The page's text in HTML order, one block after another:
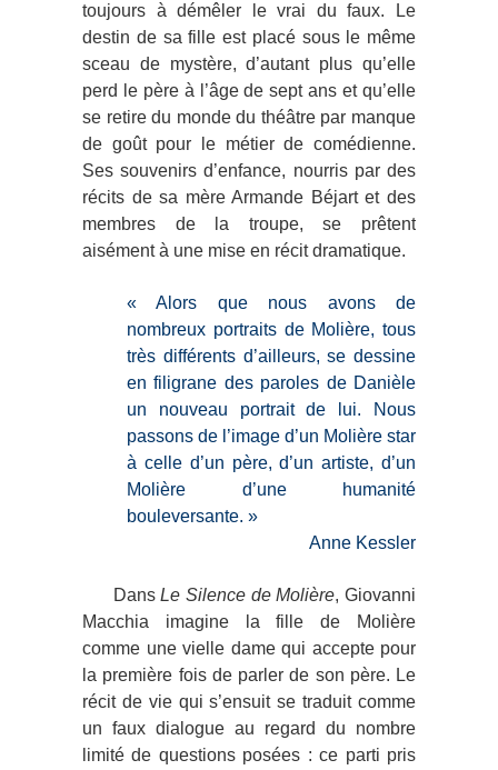
toujours à démêler le vrai du faux. Le
destin de sa fille est placé sous le même
sceau de mystère, d’autant plus qu’elle
perd le père à l’âge de sept ans et qu’elle
se retire du monde du théâtre par manque
de goût pour le métier de comédienne.
Ses souvenirs d’enfance, nourris par des
récits de sa mère Armande Béjart et des
membres de la troupe, se prêtent
aisément à une mise en récit dramatique.
« Alors que nous avons de
nombreux portraits de Molière, tous
très différents d’ailleurs, se dessine
en filigrane des paroles de Danièle
un nouveau portrait de lui. Nous
passons de l’image d’un Molière star
à celle d’un père, d’un artiste, d’un
Molière d’une humanité
bouleversante. »
Anne Kessler
DansLe Silence de Molière, Giovanni
Macchia imagine la fille de Molière
comme une vielle dame qui accepte pour
la première fois de parler de son père. Le
récit de vie qui s’ensuit se traduit comme
un faux dialogue au regard du nombre
limité de questions posées : ce parti pris